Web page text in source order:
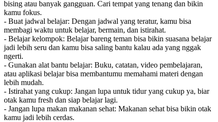
bising atau banyak gangguan. Cari tempat yang tenang dan bikin
kamu fokus.
- Buat jadwal belajar: Dengan jadwal yang teratur, kamu bisa
membagi waktu untuk belajar, bermain, dan istirahat.
- Belajar kelompok: Belajar bareng teman bisa bikin suasana belajar
jadi lebih seru dan kamu bisa saling bantu kalau ada yang nggak
ngerti.
- Gunakan alat bantu belajar: Buku, catatan, video pembelajaran,
atau aplikasi belajar bisa membantumu memahami materi dengan
lebih mudah.
- Istirahat yang cukup: Jangan lupa untuk tidur yang cukup ya, biar
otak kamu fresh dan siap belajar lagi.
- Jangan lupa makan makanan sehat: Makanan sehat bisa bikin otak
kamu jadi lebih cerdas.